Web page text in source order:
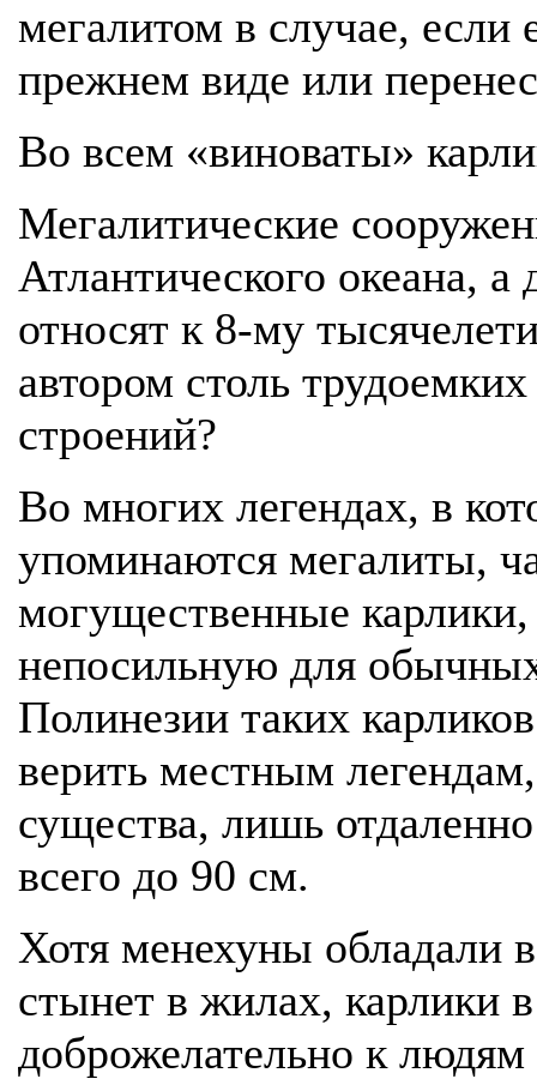
мегалитом в случае, если
прежнем виде или
Во всем «виноваты»
Мегалитические
Атлантического океана,
относят к 8-му
автором столь
строений?
Во многих легендах, в
упоминаются мегалиты,
могущественные
непосильную для
Полинезии таких
верить местным
существа, лишь
всего до 90 см.
Хотя менехуны обладали
стынет в жилах, карлики
доброжелательно к